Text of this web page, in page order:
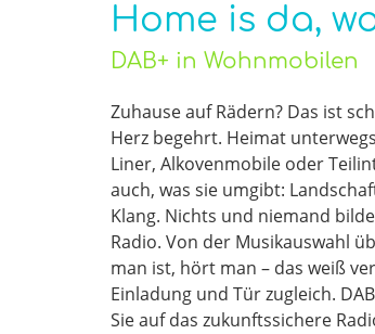
Home is da,
DAB+ in Wohnmobilen
Zuhause auf Rädern? Das ist
Herz begehrt. Heimat
Liner, Alkovenmobile oder
auch, was sie umgibt:
Klang. Nichts und niemand
Radio. Von der Musikauswahl
man ist, hört man – das weiß
Einladung und Tür zugleich.
Sie auf das zukunftssichere